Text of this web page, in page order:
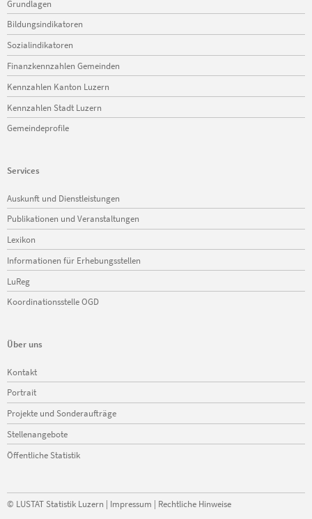
überspringen
Grundlagen
Bildungsindikatoren
Sozialindikatoren
Finanzkennzahlen Gemeinden
Kennzahlen Kanton Luzern
Kennzahlen Stadt Luzern
Gemeindeprofile
Services
überspringen
Auskunft und Dienstleistungen
Publikationen und Veranstaltungen
Lexikon
Informationen für Erhebungsstellen
LuReg
Koordinationsstelle OGD
Über uns
Navigation
überspringen
Kontakt
Portrait
Projekte und Sonderaufträge
Stellenangebote
Öffentliche Statistik
© LUSTAT Statistik Luzern | Impressum | Rechtliche Hinweise